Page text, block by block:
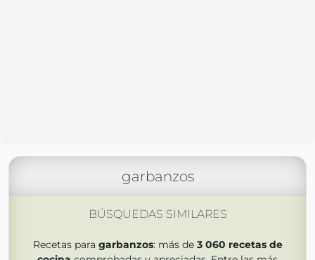
garbanzos
BÚSQUEDAS SIMILARES
Recetas para garbanzos: más de 3 060 recetas de